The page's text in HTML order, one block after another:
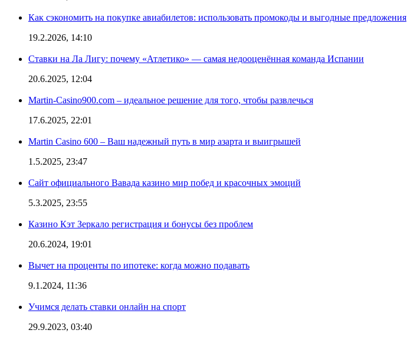
Как сэкономить на покупке авиабилетов: использовать промокоды и выгодные предложения
19.2.2026, 14:10
Ставки на Ла Лигу: почему «Атлетико» — самая недооценённая команда Испании
20.6.2025, 12:04
Martin-Casino900.com – идеальное решение для того, чтобы развлечься
17.6.2025, 22:01
Martin Casino 600 – Ваш надежный путь в мир азарта и выигрышей
1.5.2025, 23:47
Сайт официального Вавада казино мир побед и красочных эмоций
5.3.2025, 23:55
Казино Кэт Зеркало регистрация и бонусы без проблем
20.6.2024, 19:01
Вычет на проценты по ипотеке: когда можно подавать
9.1.2024, 11:36
Учимся делать ставки онлайн на спорт
29.9.2023, 03:40